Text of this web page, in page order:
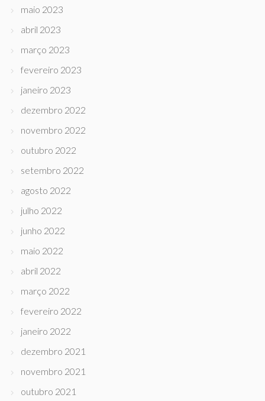
maio 2023
abril 2023
março 2023
fevereiro 2023
janeiro 2023
dezembro 2022
novembro 2022
outubro 2022
setembro 2022
agosto 2022
julho 2022
junho 2022
maio 2022
abril 2022
março 2022
fevereiro 2022
janeiro 2022
dezembro 2021
novembro 2021
outubro 2021